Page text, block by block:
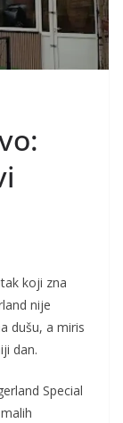
koji zna
nije
dušu, a miris
dan.
Special